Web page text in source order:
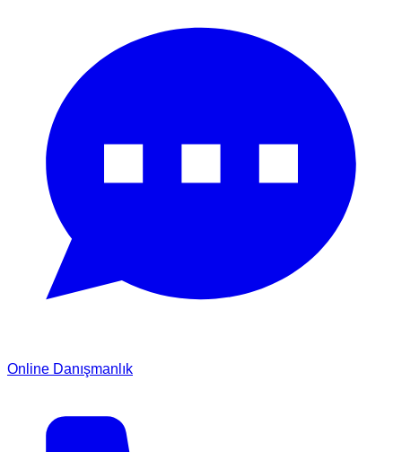
Online Danışmanlık